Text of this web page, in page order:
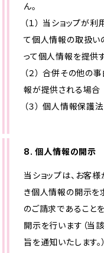
ん。
（１） 当ショップが
て個人情報の取扱い
って個人情報を提供
（２） 合併その他の
報が提供される場合
（３） 個人情報保
8. 個人情報の開示
当ショップは、お客
き個人情報の開示を
のご請求であること
開示を行います（当
旨を通知いたします